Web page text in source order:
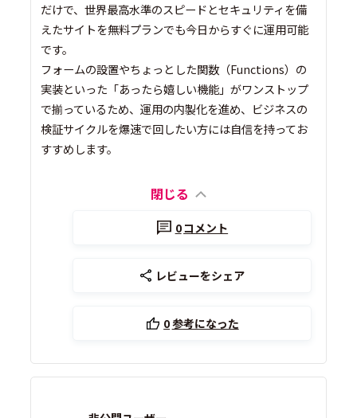
だけで、世界最高水準のスピードとセキュリティを備
えたサイトを無料プランでも今日からすぐに運用可能
です。
フォームの設置やちょっとした関数（Functions）の
実装といった「あったら嬉しい機能」がワンストップ
で揃っているため、運用の内製化を進め、ビジネスの
検証サイクルを爆速で回したい方には自信を持ってお
すすめします。
閉じる
0コメント
レビューをシェア
0参考になった